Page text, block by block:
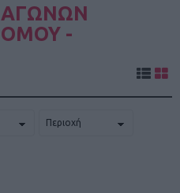
-